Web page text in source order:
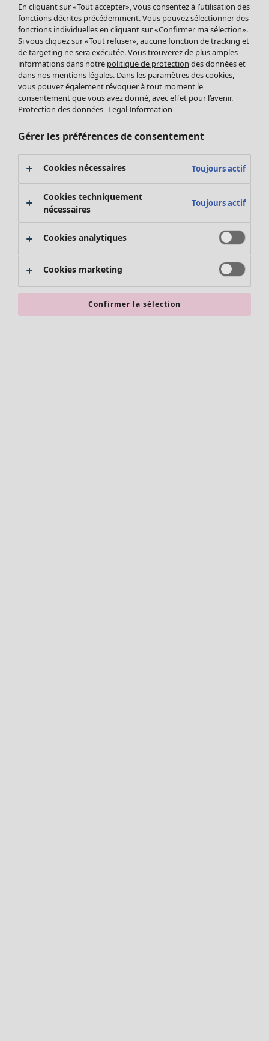
Leggings et collants
Accessoires
Chaussures
Vêtements de bain
Basics
Soldes Mobilier
Bonnes affaires déco
Décoration
Textiles
Tapis
Éponge
Promos SOLDES
Les promos de Gudrun Sjödén
Nouvel arrivage
Bonnes affaires en soldes - jusqu'à -70
En cliquant sur «Tout accepter», vous consentez à l’utilisation des
fonctions décrites précédemment. Vous pouvez sélectionner des
fonctions individuelles en cliquant sur «Confirmer ma sélection».
Si vous cliquez sur «Tout refuser», aucune fonction de tracking et
de targeting ne sera exécutée. Vous trouverez de plus amples
informations dans notre politique de protection des données et
dans nos mentions légales. Dans les paramètres des cookies,
vous pouvez également révoquer à tout moment le
consentement que vous avez donné, avec effet pour l’avenir.
Protection des données Legal Information
Gérer les préférences de consentement
Cookies nécessaires Toujours actif
Cookies techniquement
nécessaires
Toujours actif
Cookies analytiques
Cookies marketing
Confirmer la sélection